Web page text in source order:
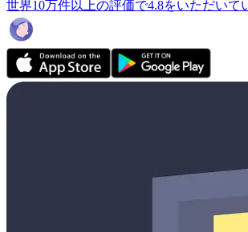
世界10万件以上の評価で4.8をいただいて